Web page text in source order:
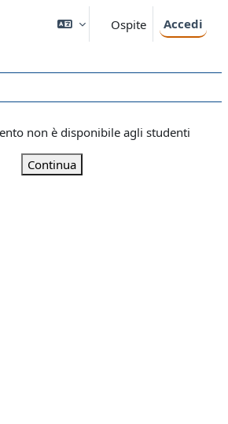
Ospite Accedi
non è disponibile agli studenti
Continua